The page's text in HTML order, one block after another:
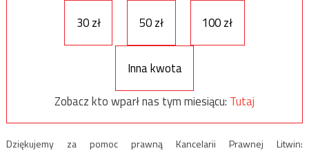
30 zł
50 zł 100 zł
Inna kwota
Zobacz kto wparł nas tym miesiącu: Tutaj
Dziękujemy za pomoc prawną Kancelarii Prawnej Litwin: